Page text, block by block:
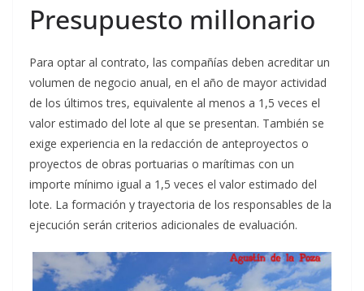
Presupuesto millonario
Para optar al contrato, las compañías deben acreditar un
volumen de negocio anual, en el año de mayor actividad
de los últimos tres, equivalente al menos a 1,5 veces el
valor estimado del lote al que se presentan. También se
exige experiencia en la redacción de anteproyectos o
proyectos de obras portuarias o marítimas con un
importe mínimo igual a 1,5 veces el valor estimado del
lote. La formación y trayectoria de los responsables de la
ejecución serán criterios adicionales de evaluación.